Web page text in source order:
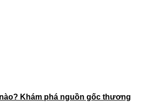
Khám phá nguồn gốc thương